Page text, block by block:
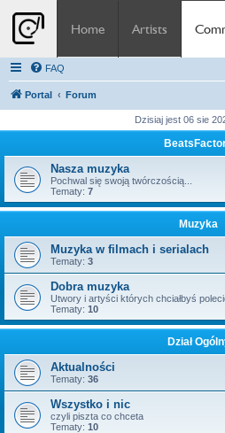
Home Artists
FAQ
Portal Forum
Dzisiaj jest 06 sie
Nasza muzyka
Pochwal się swoją twórczością...
Tematy: 7
Muzyka
Muzyka w filmach i serialach
Tematy: 3
Dobra muzyka
Utwory i artyści których chciałbyś
Tematy: 10
Dział
Aktualności
Tematy: 36
Wszystko i nic
czyli piszta co chceta
Tematy: 10